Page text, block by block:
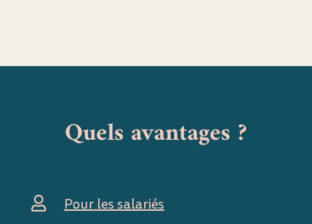
Quels avantages ?
 Pour les salariés